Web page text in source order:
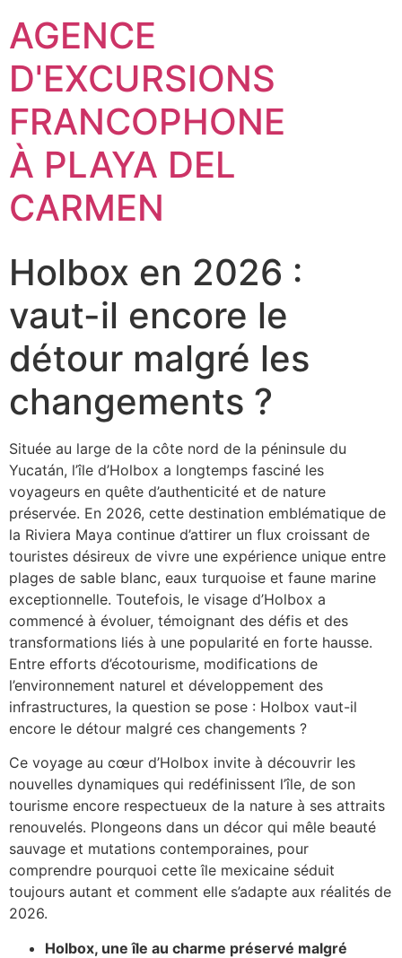
AGENCE
D'EXCURSIONS
FRANCOPHONE
À PLAYA DEL
CARMEN
Holbox en 2026 :
vaut-il encore le
détour malgré les
changements ?
Située au large de la côte nord de la péninsule du
Yucatán, l’île d’Holbox a longtemps fasciné les
voyageurs en quête d’authenticité et de nature
préservée. En 2026, cette destination emblématique de
la Riviera Maya continue d’attirer un flux croissant de
touristes désireux de vivre une expérience unique entre
plages de sable blanc, eaux turquoise et faune marine
exceptionnelle. Toutefois, le visage d’Holbox a
commencé à évoluer, témoignant des défis et des
transformations liés à une popularité en forte hausse.
Entre efforts d’écotourisme, modifications de
l’environnement naturel et développement des
infrastructures, la question se pose : Holbox vaut-il
encore le détour malgré ces changements ?
Ce voyage au cœur d’Holbox invite à découvrir les
nouvelles dynamiques qui redéfinissent l’île, de son
tourisme encore respectueux de la nature à ses attraits
renouvelés. Plongeons dans un décor qui mêle beauté
sauvage et mutations contemporaines, pour
comprendre pourquoi cette île mexicaine séduit
toujours autant et comment elle s’adapte aux réalités de
2026.
Holbox, une île au charme préservé malgré